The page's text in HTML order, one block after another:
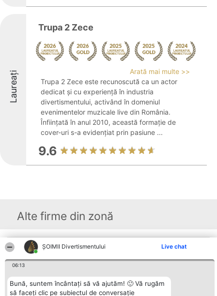
ŞOIMII Divertismentului Live chat
06:13
Bună, suntem încântați să vă ajutăm! 🙂 Vă rugăm
să faceți clic pe subiectul de conversație
Laureați
Trupa 2 Zece
Arată mai multe >>
Trupa 2 Zece este recunoscută ca un actor
dedicat și cu experiență în industria
divertismentului, activând în domeniul
evenimentelor muzicale live din România.
Înființată în anul 2010, această formație de
cover-uri s-a evidențiat prin pasiune ...
9.6
Alte firme din zonă
Organizator Ranking
BRIGHT SOLUTIONS BR SRL
Aleea Timisul De Sus 2 Bl. A30
București
CUI 36737675
tel: +40 770 990 492
Plebiscyt
Lista Tuturor
Reguli
Statut
Politica de
Contact